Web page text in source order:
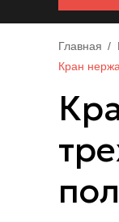
Главная
Кран
Калужская,
info@example.com